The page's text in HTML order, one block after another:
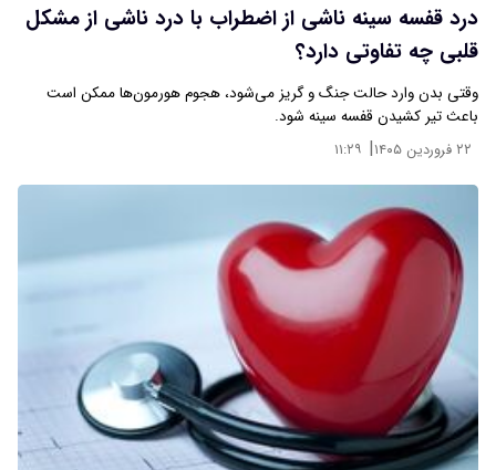
درد قفسه سینه ناشی از اضطراب با درد ناشی از مشکل
قلبی چه تفاوتی دارد؟
وقتی بدن وارد حالت جنگ و گریز می‌شود، هجوم هورمون‌ها ممکن است
باعث تیر کشیدن قفسه سینه شود.
۲۲ فروردین ۱۴۰۵ | ۱۱:۲۹